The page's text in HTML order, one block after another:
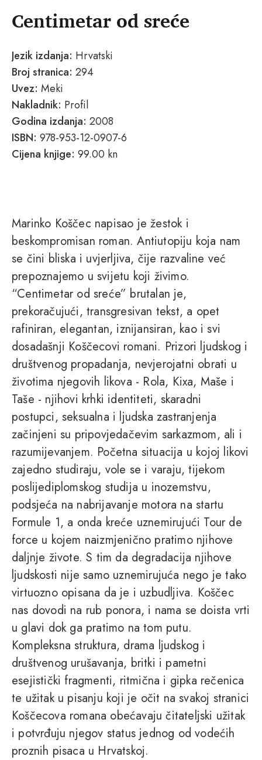
Centimetar od sreće
Jezik izdanja: Hrvatski
Broj stranica: 294
Uvez: Meki
Nakladnik: Profil
Godina izdanja: 2008
ISBN: 978-953-12-0907-6
Cijena knjige: 99.00 kn
Marinko Koščec napisao je žestok i
beskompromisan roman. Antiutopiju koja nam
se čini bliska i uvjerljiva, čije razvaline već
prepoznajemo u svijetu koji živimo.
“Centimetar od sreće” brutalan je,
prekoračujući, transgresivan tekst, a opet
rafiniran, elegantan, iznijansiran, kao i svi
dosadašnji Koščecovi romani. Prizori ljudskog i
društvenog propadanja, nevjerojatni obrati u
životima njegovih likova - Rola, Kixa, Maše i
Taše - njihovi krhki identiteti, skaradni
postupci, seksualna i ljudska zastranjenja
začinjeni su pripovjedačevim sarkazmom, ali i
razumijevanjem. Početna situacija u kojoj likovi
zajedno studiraju, vole se i varaju, tijekom
poslijediplomskog studija u inozemstvu,
podsjeća na nabrijavanje motora na startu
Formule 1, a onda kreće uznemirujući Tour de
force u kojem naizmjenično pratimo njihove
daljnje živote. S tim da degradacija njihove
ljudskosti nije samo uznemirujuća nego je tako
virtuozno opisana da je i uzbudljiva. Koščec
nas dovodi na rub ponora, i nama se doista vrti
u glavi dok ga pratimo na tom putu.
Kompleksna struktura, drama ljudskog i
društvenog urušavanja, britki i pametni
esejistički fragmenti, ritmična i gipka rečenica
te užitak u pisanju koji je očit na svakoj stranici
Koščecova romana obećavaju čitateljski užitak
i potvrđuju njegov status jednog od vodećih
proznih pisaca u Hrvatskoj.